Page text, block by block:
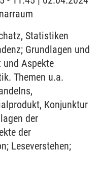
Statistiken
Grundlagen und
Aspekte
Themen u.a.
Konjunktur
der
der
Leseverstehen;